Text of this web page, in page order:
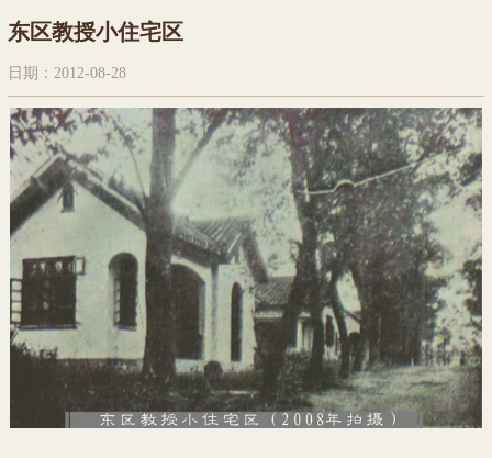
东区教授小住宅区
日期：2012-08-28